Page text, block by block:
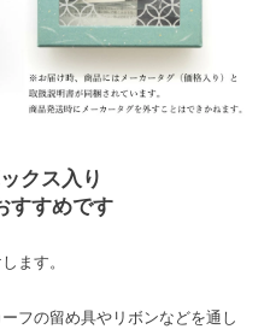
クス入り
すすめです
ます。
フの留め具やリボンなどを通し